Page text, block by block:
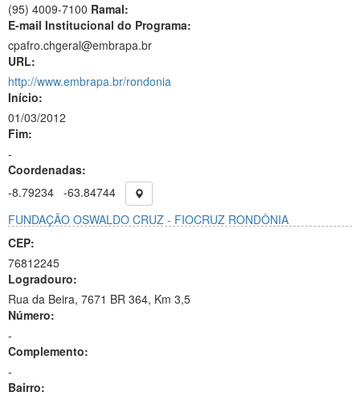
(95) 4009-7100 Ramal:
E-mail Institucional do Programa:
cpafro.chgeral@embrapa.br
URL:
http://www.embrapa.br/rondonia
Início:
01/03/2012
Fim:
-
Coordenadas:
-8.79234 -63.84744
FUNDAÇÃO OSWALDO CRUZ - FIOCRUZ RONDÔNIA
CEP:
76812245
Logradouro:
Rua da Beira, 7671 BR 364, Km 3,5
Número:
-
Complemento:
-
Bairro: